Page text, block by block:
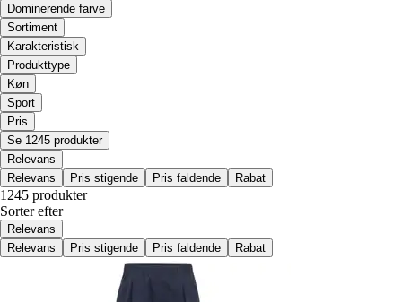
Dominerende farve
Sortiment
Karakteristisk
Produkttype
Køn
Sport
Pris
Se 1245 produkter
Relevans
Relevans
Pris stigende Pris faldende Rabat
1245 produkter
Sorter efter
Relevans
Relevans
Pris stigende Pris faldende Rabat